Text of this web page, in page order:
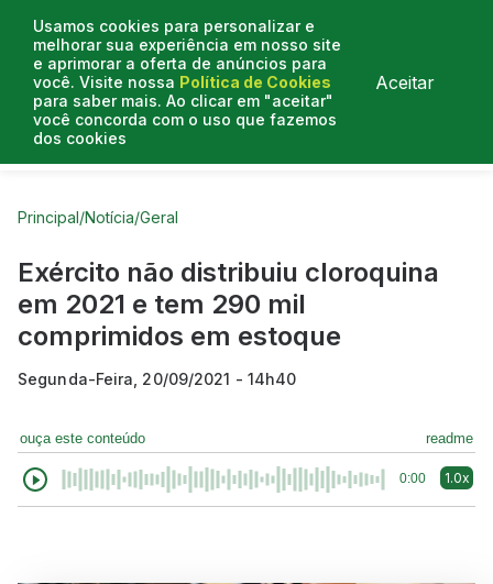
Usamos cookies para personalizar e
melhorar sua experiência em nosso site
e aprimorar a oferta de anúncios para
você. Visite nossa Política de Cookies
para saber mais. Ao clicar em "aceitar"
você concorda com o uso que fazemos
dos cookies
Aceitar
Curtas do Poder
Principal/Notícia/Geral
Exército não distribuiu cloroquina
em 2021 e tem 290 mil
comprimidos em estoque
Segunda-Feira, 20/09/2021 - 14h40
ouça este conteúdo readme
0:00 1.0x